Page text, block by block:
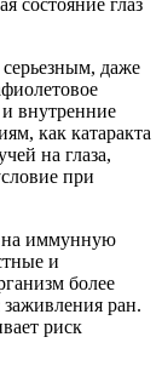
даже
внутренние
как катаракта
на глаза,
при
на иммунную
и
более
ран.
риск